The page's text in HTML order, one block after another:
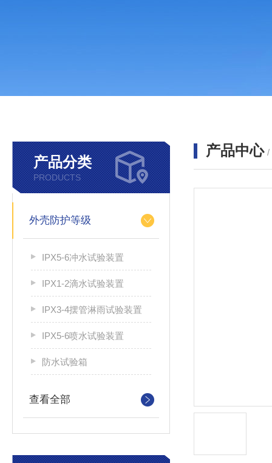
产品分类
PRODUCTS
外壳防护等级
IPX5-6冲水试验装置
IPX1-2滴水试验装置
IPX3-4摆管淋雨试验装置
IPX5-6喷水试验装置
防水试验箱
查看全部
产品中心 /